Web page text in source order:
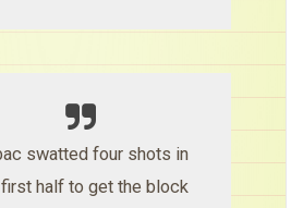
swatted four shots in
half to get the block